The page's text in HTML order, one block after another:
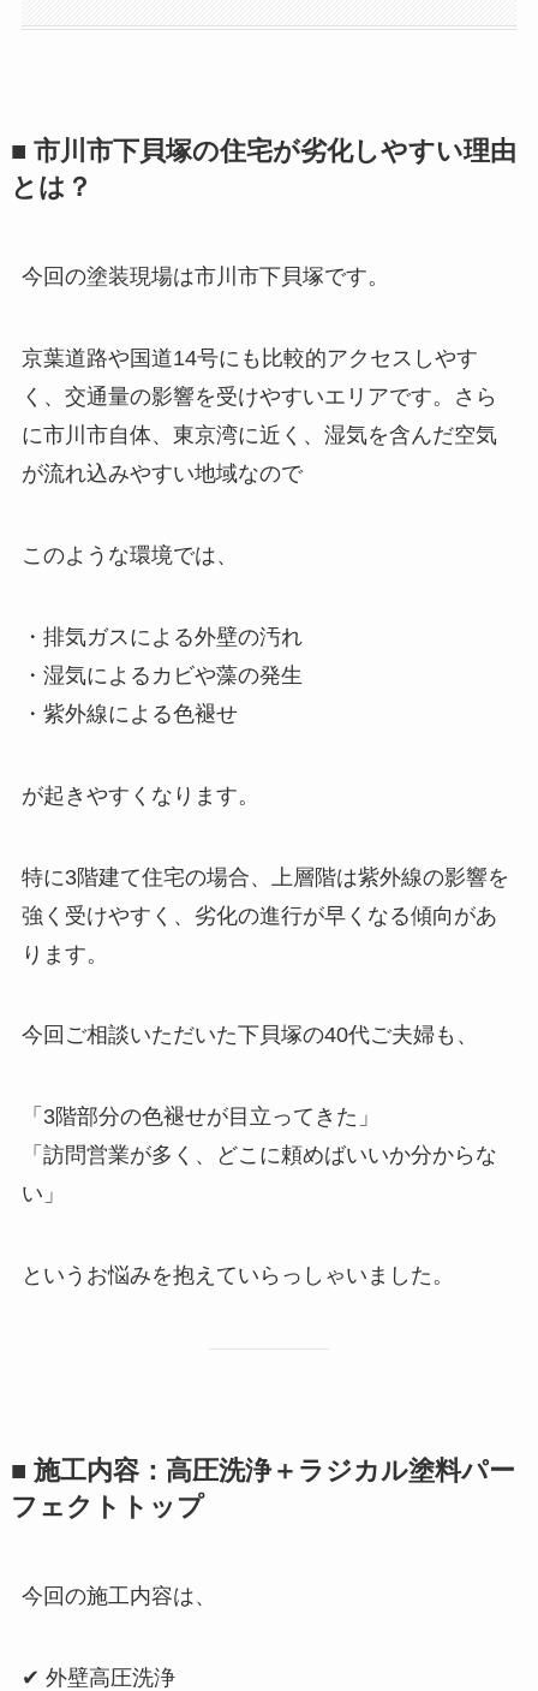
■ 市川市下貝塚の住宅が劣化しやすい理由
とは？
今回の塗装現場は市川市下貝塚です。
京葉道路や国道14号にも比較的アクセスしやす
く、交通量の影響を受けやすいエリアです。さら
に市川市自体、東京湾に近く、湿気を含んだ空気
が流れ込みやすい地域なので
このような環境では、
・排気ガスによる外壁の汚れ
・湿気によるカビや藻の発生
・紫外線による色褪せ
が起きやすくなります。
特に3階建て住宅の場合、上層階は紫外線の影響を
強く受けやすく、劣化の進行が早くなる傾向があ
ります。
今回ご相談いただいた下貝塚の40代ご夫婦も、
「3階部分の色褪せが目立ってきた」
「訪問営業が多く、どこに頼めばいいか分からな
い」
というお悩みを抱えていらっしゃいました。
■ 施工内容：高圧洗浄＋ラジカル塗料パー
フェクトトップ
今回の施工内容は、
✔ 外壁高圧洗浄